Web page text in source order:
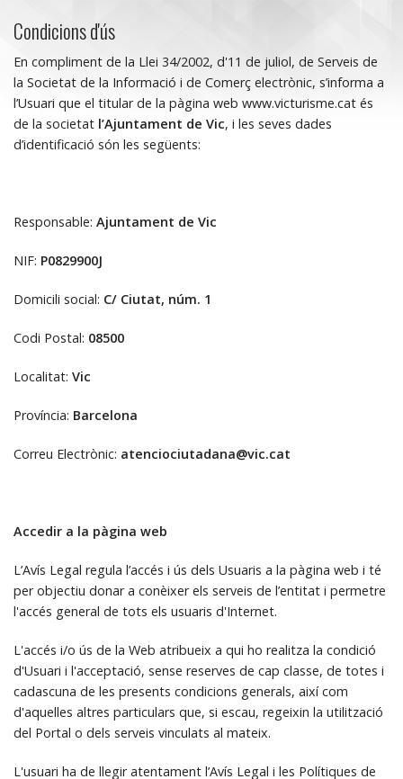
Condicions d'ús
En compliment de la Llei 34/2002, d'11 de juliol, de Serveis de
la Societat de la Informació i de Comerç electrònic, s’informa a
l’Usuari que el titular de la pàgina web www.victurisme.cat és
de la societat l’Ajuntament de Vic, i les seves dades
d’identificació són les següents:
Responsable: Ajuntament de Vic
NIF: P0829900J
Domicili social: C/ Ciutat, núm. 1
Codi Postal: 08500
Localitat: Vic
Província: Barcelona
Correu Electrònic: atenciociutadana@vic.cat
Accedir a la pàgina web
L’Avís Legal regula l’accés i ús dels Usuaris a la pàgina web i té
per objectiu donar a conèixer els serveis de l’entitat i permetre
l'accés general de tots els usuaris d'Internet.
L'accés i/o ús de la Web atribueix a qui ho realitza la condició
d'Usuari i l'acceptació, sense reserves de cap classe, de totes i
cadascuna de les presents condicions generals, així com
d'aquelles altres particulars que, si escau, regeixin la utilització
del Portal o dels serveis vinculats al mateix.
L'usuari ha de llegir atentament l’Avís Legal i les Polítiques de